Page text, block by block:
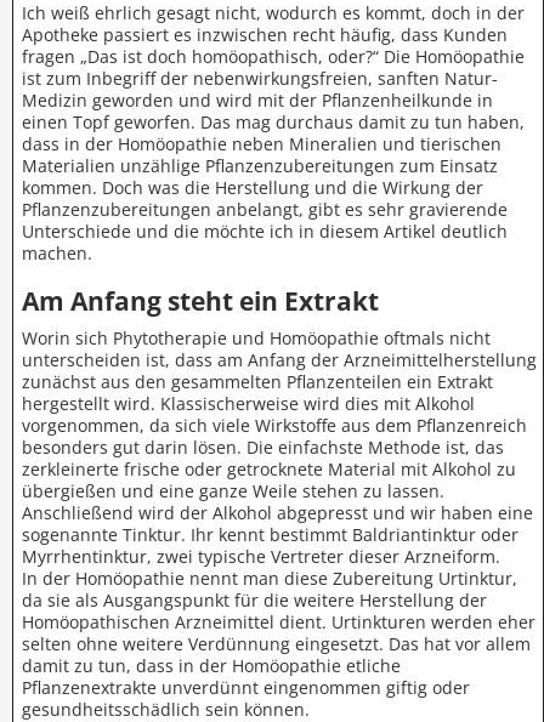
Ich weiß ehrlich gesagt nicht, wodurch es kommt, doch in der
Apotheke passiert es inzwischen recht häufig, dass Kunden
fragen „Das ist doch homöopathisch, oder?“ Die Homöopathie
ist zum Inbegriff der nebenwirkungsfreien, sanften Natur-
Medizin geworden und wird mit der Pflanzenheilkunde in
einen Topf geworfen. Das mag durchaus damit zu tun haben,
dass in der Homöopathie neben Mineralien und tierischen
Materialien unzählige Pflanzenzubereitungen zum Einsatz
kommen. Doch was die Herstellung und die Wirkung der
Pflanzenzubereitungen anbelangt, gibt es sehr gravierende
Unterschiede und die möchte ich in diesem Artikel deutlich
machen.
Am Anfang steht ein Extrakt
Worin sich Phytotherapie und Homöopathie oftmals nicht
unterscheiden ist, dass am Anfang der Arzneimittelherstellung
zunächst aus den gesammelten Pflanzenteilen ein Extrakt
hergestellt wird. Klassischerweise wird dies mit Alkohol
vorgenommen, da sich viele Wirkstoffe aus dem Pflanzenreich
besonders gut darin lösen. Die einfachste Methode ist, das
zerkleinerte frische oder getrocknete Material mit Alkohol zu
übergießen und eine ganze Weile stehen zu lassen.
Anschließend wird der Alkohol abgepresst und wir haben eine
sogenannte Tinktur. Ihr kennt bestimmt Baldriantinktur oder
Myrrhentinktur, zwei typische Vertreter dieser Arzneiform.
In der Homöopathie nennt man diese Zubereitung Urtinktur,
da sie als Ausgangspunkt für die weitere Herstellung der
Homöopathischen Arzneimittel dient. Urtinkturen werden eher
selten ohne weitere Verdünnung eingesetzt. Das hat vor allem
damit zu tun, dass in der Homöopathie etliche
Pflanzenextrakte unverdünnt eingenommen giftig oder
gesundheitsschädlich sein können.